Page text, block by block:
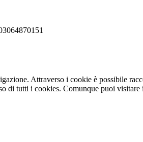
Attraverso i cookie è possibile
di tutti i cookies. Comunque puoi